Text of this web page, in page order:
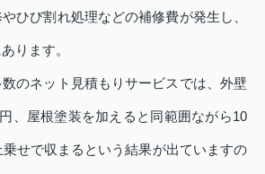
ひび割れ処理などの補修費が発生し、
ります。
のネット見積もりサービスでは、外壁
、屋根塗装を加えると同範囲ながら10
せで収まるという結果が出ていますの